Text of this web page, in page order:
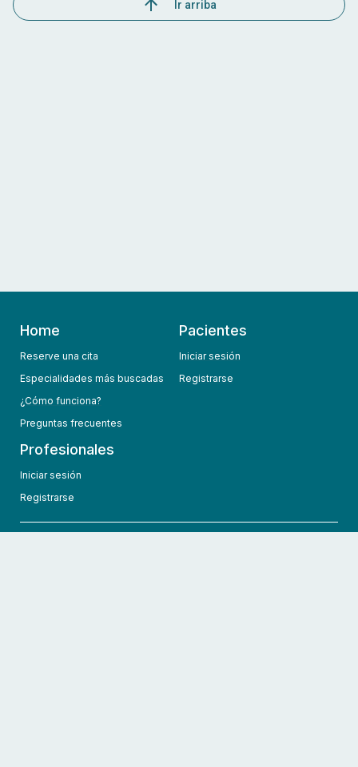
Ir arriba
Home
Reserve una cita
Especialidades más buscadas
¿Cómo funciona?
Preguntas frecuentes
Pacientes
Iniciar sesión
Registrarse
Profesionales
Iniciar sesión
Registrarse